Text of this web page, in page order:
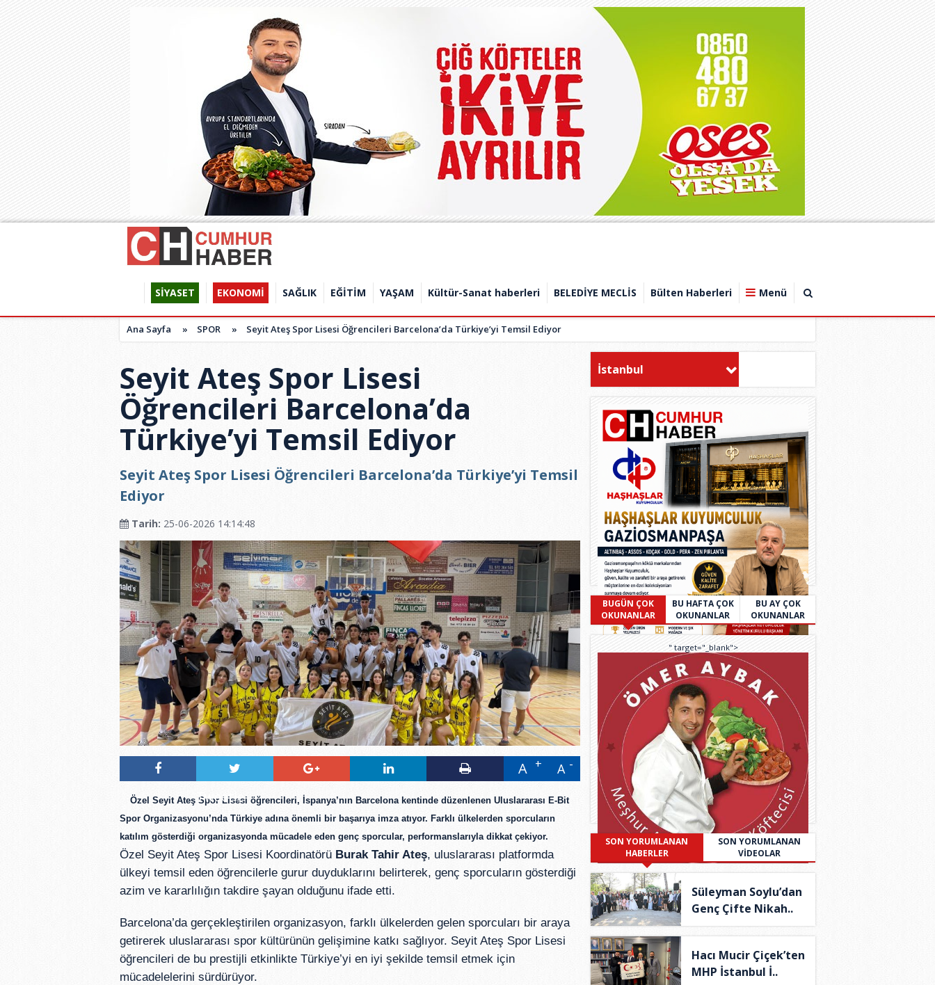
SİYASET EKONOMİ SAĞLIK EĞİTİM YAŞAM Kültür-Sanat haberleri BELEDİYE MECLİS Bülten Haberleri Menü
Ana Sayfa » SPOR » Seyit Ateş Spor Lisesi Öğrencileri Barcelona’da Türkiye’yi Temsil Ediyor
Seyit Ateş Spor Lisesi
Öğrencileri Barcelona’da
Türkiye’yi Temsil Ediyor
Seyit Ateş Spor Lisesi Öğrencileri Barcelona’da Türkiye’yi Temsil
Ediyor
Tarih: 25-06-2026 14:14:48
Tweetle
A A
Özel Seyit Ateş Spor Lisesi öğrencileri, İspanya’nın Barcelona kentinde düzenlenen Uluslararası E-Bit
Spor Organizasyonu’nda Türkiye adına önemli bir başarıya imza atıyor. Farklı ülkelerden sporcuların
katılım gösterdiği organizasyonda mücadele eden genç sporcular, performanslarıyla dikkat çekiyor.
Özel Seyit Ateş Spor Lisesi Koordinatörü Burak Tahir Ateş, uluslararası platformda
ülkeyi temsil eden öğrencilerle gurur duyduklarını belirterek, genç sporcuların gösterdiği
azim ve kararlılığın takdire şayan olduğunu ifade etti.
Barcelona’da gerçekleştirilen organizasyon, farklı ülkelerden gelen sporcuları bir araya
getirerek uluslararası spor kültürünün gelişimine katkı sağlıyor. Seyit Ateş Spor Lisesi
öğrencileri de bu prestijli etkinlikte Türkiye’yi en iyi şekilde temsil etmek için
mücadelelerini sürdürüyor.
İstanbul
BUGÜN ÇOK
OKUNANLAR
BU HAFTA ÇOK
OKUNANLAR
BU AY ÇOK
OKUNANLAR
" target="_blank">
SON YORUMLANAN
HABERLER
SON YORUMLANAN
VİDEOLAR
Süleyman Soylu’dan
Genç Çifte Nikah..
Hacı Mucir Çiçek’ten
MHP İstanbul İ..